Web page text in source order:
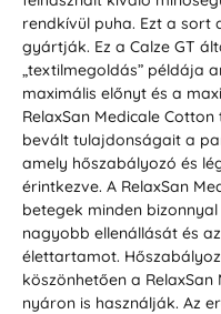
rendkívül puha. Ezt a sort
gyártják. Ez a Calze GT
„textilmegoldás” példája
maximális előnyt és a
RelaxSan Medicale
bevált tulajdonságait a
amely hőszabályozó és
érintkezve. A RelaxSan
betegek minden
nagyobb ellenállását és
élettartamot.
köszönhetően a
nyáron is használják. Az